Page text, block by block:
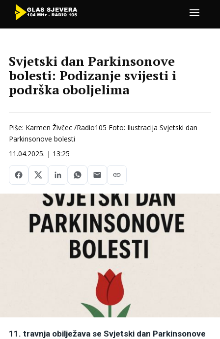
Svjetski dan Parkinsonove
bolesti: Podizanje svijesti i
podrška oboljelima
Piše: Karmen Živčec /Radio105 Foto: Ilustracija Svjetski dan
Parkinsonove bolesti
11.04.2025. | 13:25
11. travnja obilježava se Svjetski dan Parkinsonove